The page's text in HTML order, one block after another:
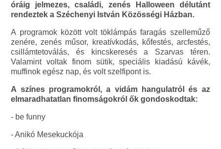
óráig jelmezes, családi, zenés Halloween délutánt
rendeztek a Széchenyi István Közösségi Házban.
A programok között volt töklámpás faragás szelleműző
zenére, zenés műsor, kreatívkodás, kőfestés, arcfestés,
csillámtetoválás, és kincskeresés a Szarvas téren.
Valamint voltak finom sütik, speciális kiadású kávék,
muffinok egész nap, és volt szelfipont is.
A színes programokról, a vidám hangulatról és az
elmaradhatatlan finomságokról ők gondoskodtak:
- be funny
- Anikó Mesekuckója